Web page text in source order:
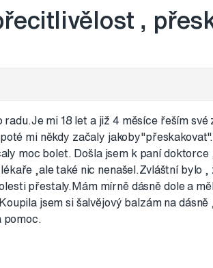
,
radu.Je mi 18 let a již 4 měsíce řeším své
mi někdy začaly
moc bolet. Došla jsem k paní doktorce
,ale také nic nenašel.Zvláštní bylo
přestaly.Mám mírně dásně dole a
jsem si šalvějový balzám na
pomoc.